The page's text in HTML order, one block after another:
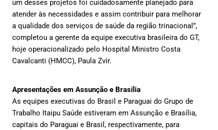
um desses projetos foi cuidadosamente planejado para
atender às necessidades e assim contribuir para melhorar
a qualidade dos serviços de saúde da região trinacional”,
completou a gerente da equipe executiva brasileira do GT,
hoje operacionalizado pelo Hospital Ministro Costa
Cavalcanti (HMCC), Paula Zvir.
Apresentações em Assunção e Brasília
As equipes executivas do Brasil e Paraguai do Grupo de
Trabalho Itaipu Saúde estiveram em Assunção e Brasília,
capitais do Paraguai e Brasil, respectivamente, para